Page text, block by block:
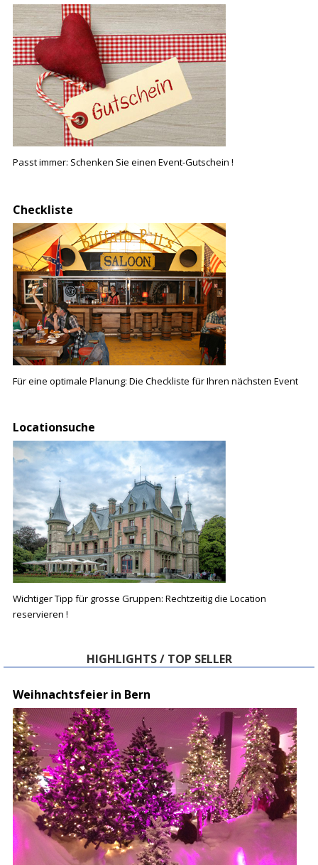
Passt immer: Schenken Sie einen Event-Gutschein !
Checkliste
Für eine optimale Planung: Die Checkliste für Ihren nächsten Event
Locationsuche
Wichtiger Tipp für grosse Gruppen: Rechtzeitig die Location
reservieren !
HIGHLIGHTS / TOP SELLER
Weihnachtsfeier in Bern